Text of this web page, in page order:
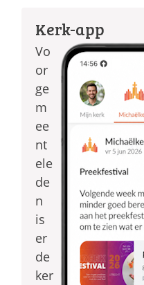
Kerk-app
Vo
or
ge
m
ee
nt
ele
de
n
is
er
de
ker